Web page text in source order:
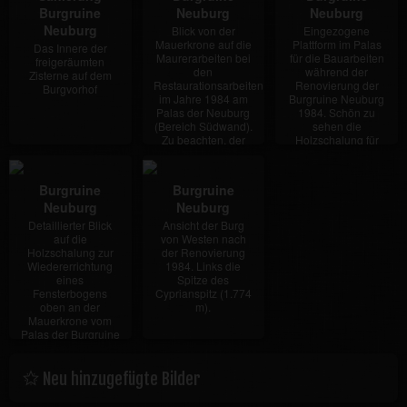
Burgruine
Neuburg
Das Innere der
freigeräumten
Zisterne auf dem
Burgvorhof
Neuburg
Blick von der
Mauerkrone auf die
Maurerarbeiten bei
den
Restaurationsarbeiten
im Jahre 1984 am
Palas der Neuburg
(Bereich Südwand).
Zu beachten, der
Neuburg
Eingezogene
Plattform im Palas
für die Bauarbeiten
während der
Renovierung der
Burgruine Neuburg
1984. Schön zu
sehen die
Holzschalung für
Burgruine
Neuburg
Detaillierter Blick
auf die
Holzschalung zur
Wiedererrichtung
eines
Fensterbogens
oben an der
Mauerkrone vom
Palas der Burgruine
Burgruine
Neuburg
Ansicht der Burg
von Westen nach
der Renovierung
1984. Links die
Spitze des
Cyprianspitz (1.774
m).
Neu hinzugefügte Bilder